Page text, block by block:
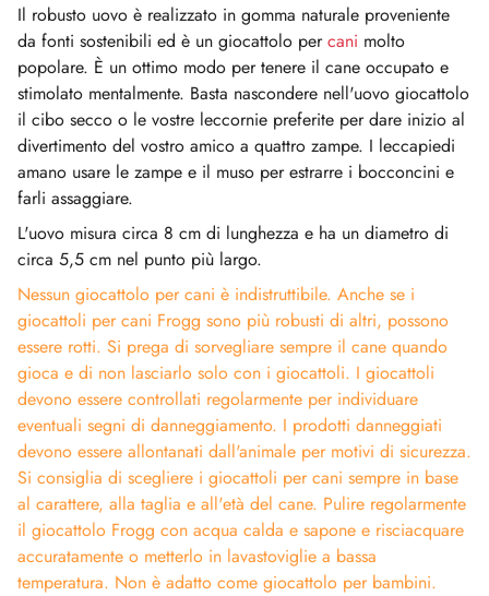
Il robusto uovo è realizzato in gomma naturale proveniente
da fonti sostenibili ed è un giocattolo percani molto
popolare. È un ottimo modo per tenere il cane occupato e
stimolato mentalmente. Basta nascondere nell'uovo giocattolo
il cibo secco o le vostre leccornie preferite per dare inizio al
divertimento del vostro amico a quattro zampe. I leccapiedi
amano usare le zampe e il muso per estrarre i bocconcini e
farli assaggiare.
L'uovo misura circa 8 cm di lunghezza e ha un diametro di
circa 5,5 cm nel punto più largo.
Nessun giocattolo per cani è indistruttibile. Anche se i
giocattoli per cani Frogg sono più robusti di altri, possono
essere rotti. Si prega di sorvegliare sempre il cane quando
gioca e di non lasciarlo solo con i giocattoli. I giocattoli
devono essere controllati regolarmente per individuare
eventuali segni di danneggiamento. I prodotti danneggiati
devono essere allontanati dall'animale per motivi di sicurezza.
Si consiglia di scegliere i giocattoli per cani sempre in base
al carattere, alla taglia e all'età del cane. Pulire regolarmente
il giocattolo Frogg con acqua calda e sapone e risciacquare
accuratamente o metterlo in lavastoviglie a bassa
temperatura. Non è adatto come giocattolo per bambini.